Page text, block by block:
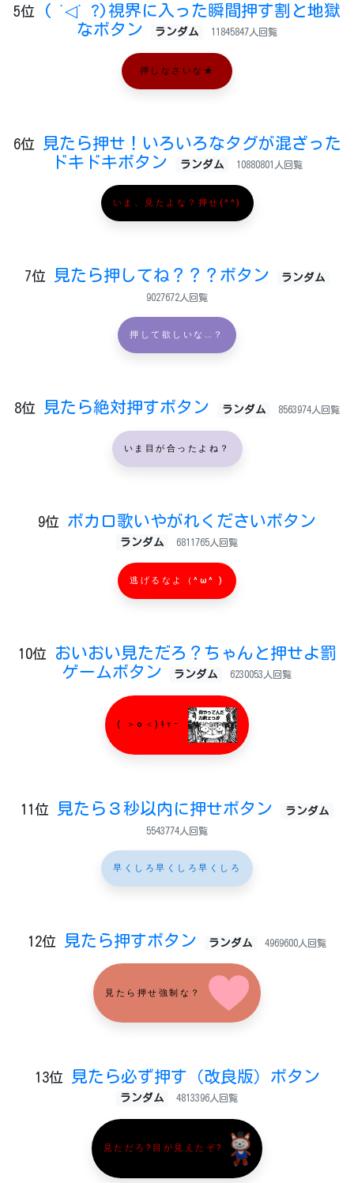
5位
( ˙◁˙ ?)視界に入った瞬間押す割と地獄
なボタン
ランダム 11845847人回覧
押しなさいな★
6位
見たら押せ！いろいろなタグが混ざった
ドキドキボタン
ランダム 10880801人回覧
いま、見たよな？押せ(^^)
7位 見たら押してね？？？ボタン ランダム
9027672人回覧
押して欲しいな…？
8位 見たら絶対押すボタン ランダム 8563974人回覧
いま目が合ったよね？
9位 ボカロ歌いやがれくださいボタン
ランダム 6811765人回覧
逃げるなよ（^ω^ )
10位
おいおい見ただろ？ちゃんと押せよ罰
ゲームボタン
ランダム 6230053人回覧
( ＞o＜)ｷｬｰ
11位 見たら３秒以内に押せボタン ランダム
5543774人回覧
早くしろ早くしろ早くしろ
12位 見たら押すボタン ランダム 4969600人回覧
見たら押せ強制な？
13位 見たら必ず押す（改良版）ボタン
ランダム 4813396人回覧
見ただろ?目が見えたぞ?